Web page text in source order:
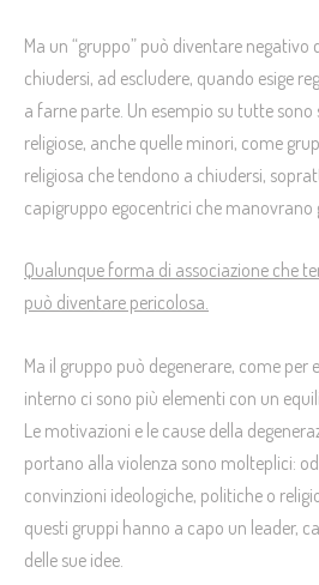
Ma un “gruppo” può diventare
chiudersi, ad escludere, quando esige
a farne parte. Un esempio su tutte
religiose, anche quelle minori, come
religiosa che tendono a chiudersi,
capigruppo egocentrici che manovrano
Qualunque forma di associazione che
può diventare pericolosa.
Ma il gruppo può degenerare, come per
interno ci sono più elementi con un
Le motivazioni e le cause della
portano alla violenza sono molteplici:
convinzioni ideologiche, politiche o
questi gruppi hanno a capo un leader,
delle sue idee.